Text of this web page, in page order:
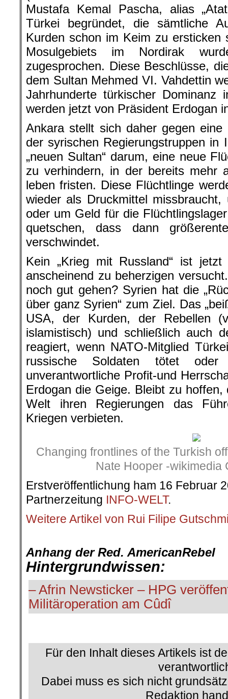
Mustafa Kemal Pascha, alias
Türkei begründet, die sämtliche
Kurden schon im Keim zu ersticken
Mosulgebiets im Nordirak
zugesprochen. Diese Beschlüsse,
dem Sultan Mehmed VI. Vahdettin
Jahrhunderte türkischer Dominanz
werden jetzt von Präsident Erdogan
Ankara stellt sich daher gegen
der syrischen Regierungstruppen in
„neuen Sultan“ darum, eine neue
zu verhindern, in der bereits mehr
leben fristen. Diese Flüchtlinge
wieder als Druckmittel
oder um Geld für die
quetschen, dass dann
verschwindet.
Kein „Krieg mit Russland“ ist
anscheinend zu beherzigen
noch gut gehen? Syrien hat die
über ganz Syrien“ zum Ziel. Das
USA, der Kurden, der Rebellen
islamistisch) und schließlich auch
reagiert, wenn NATO-Mitglied
russische Soldaten tötet
unverantwortliche Profit-und
Erdogan die Geige. Bleibt zu
Welt ihren Regierungen das
Kriegen verbieten.
Changing frontlines of the Turkish
Nate Hooper -wikimedia
Erstveröffentlichung ham 16 Februar
Partnerzeitung INFO-WELT.
Weitere Artikel von Rui Filipe
Anhang der Red. AmericanRebel
Hintergrundwissen:
– Afrin Newsticker – HPG
Militäroperation am Cûdî
Für den Inhalt dieses Artikels ist
Dabei muss es sich nicht
Redaktion